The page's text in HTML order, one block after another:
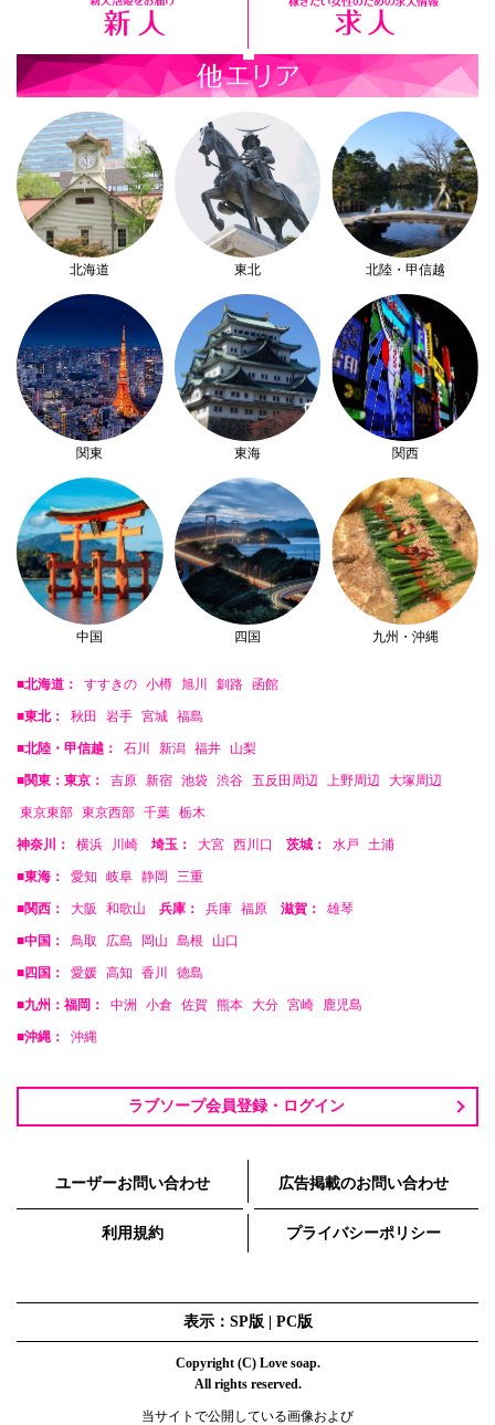
北海道 東北 北陸・甲信越
関東 東海 関西
中国 四国 九州・沖縄
■北海道： すすきの 小樽 旭川 釧路 函館
■東北： 秋田 岩手 宮城 福島
■北陸・甲信越： 石川 新潟 福井 山梨
■関東：東京： 吉原 新宿 池袋 渋谷 五反田周辺 上野周辺 大塚周辺
東京東部 東京西部 千葉 栃木
神奈川： 横浜 川崎 埼玉： 大宮 西川口 茨城： 水戸 土浦
■東海： 愛知 岐阜 静岡 三重
■関西： 大阪 和歌山 兵庫： 兵庫 福原 滋賀： 雄琴
■中国： 鳥取 広島 岡山 島根 山口
■四国： 愛媛 高知 香川 徳島
■九州：福岡： 中洲 小倉 佐賀 熊本 大分 宮崎 鹿児島
■沖縄： 沖縄
ラブソープ会員登録・ログイン
ユーザーお問い合わせ 広告掲載のお問い合わせ
利用規約 プライバシーポリシー
表示：SP版 | PC版
Copyright (C) Love soap.
All rights reserved.
当サイトで公開している画像および